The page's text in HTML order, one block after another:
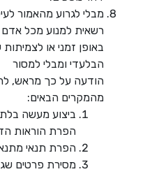
מבלי לגרוע מהאמור
רשאית למנוע מכל
באופן זמני או
הבלעדי ומבלי למסור
הודעה על כך מראש,
מהמקרים הבאים:
ביצוע מעשה
הפרת הוראות
הפרת תנאי
מסירת פרטים